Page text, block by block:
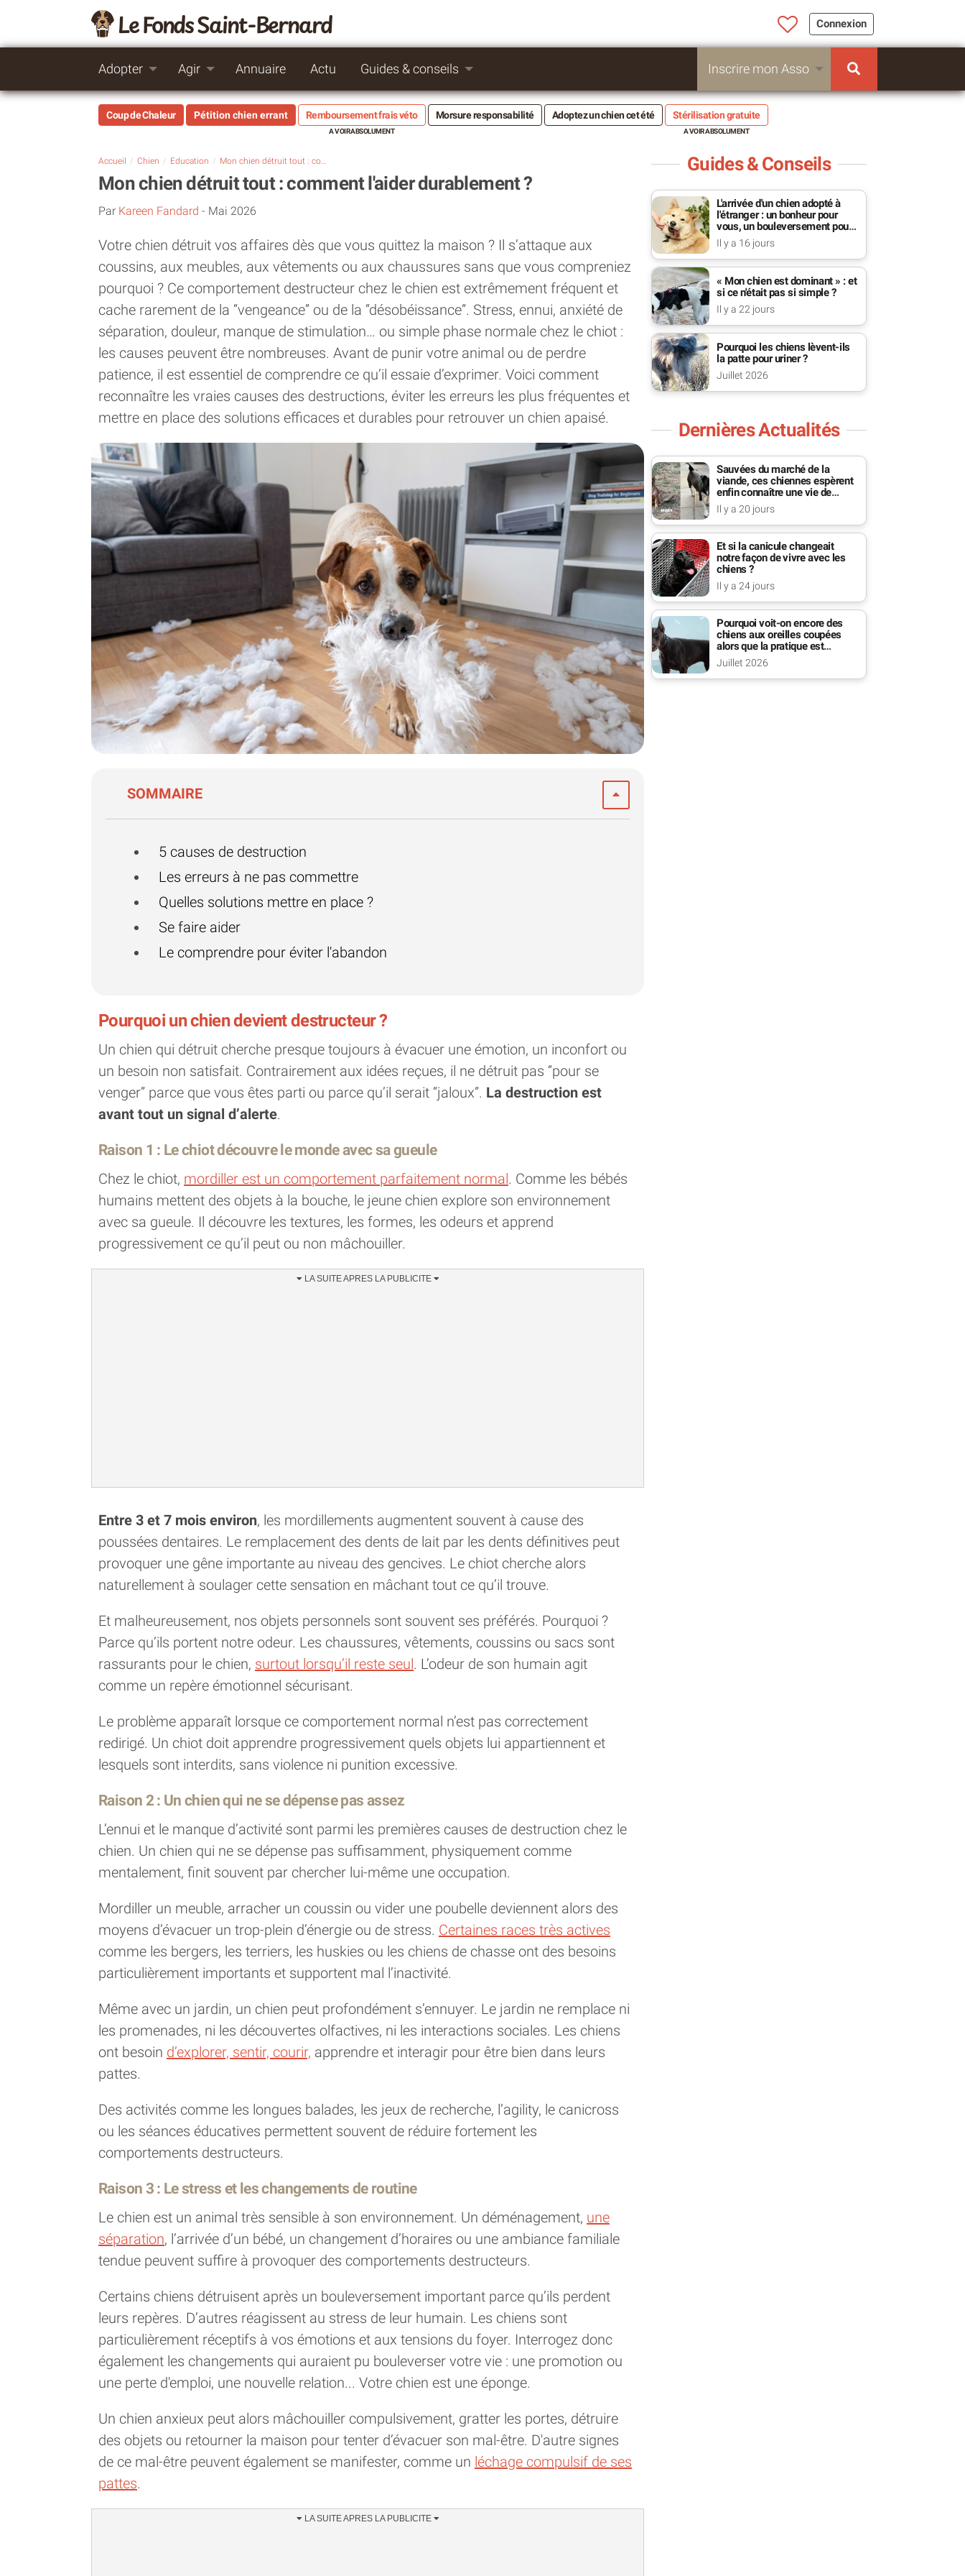
Le Fonds Saint-Bernard Connexion
Adopter Agir Annuaire Actu Guides & conseils Inscrire mon Asso
Coup de Chaleur Pétition chien errant Remboursement frais véto Morsure responsabilité Adoptez un chien cet été Stérilisation gratuite
Accueil Chien Education Mon chien détruit tout : comment l'aider durablement ?
Mon chien détruit tout : comment l'aider durablement ?
Par Kareen Fandard - Mai 2026
Votre chien détruit vos affaires dès que vous quittez la maison ? Il s’attaque aux
coussins, aux meubles, aux vêtements ou aux chaussures sans que vous compreniez
pourquoi ? Ce comportement destructeur chez le chien est extrêmement fréquent et
cache rarement de la “vengeance” ou de la “désobéissance”. Stress, ennui, anxiété de
séparation, douleur, manque de stimulation… ou simple phase normale chez le chiot :
les causes peuvent être nombreuses. Avant de punir votre animal ou de perdre
patience, il est essentiel de comprendre ce qu’il essaie d’exprimer. Voici comment
reconnaître les vraies causes des destructions, éviter les erreurs les plus fréquentes et
mettre en place des solutions efficaces et durables pour retrouver un chien apaisé.
SOMMAIRE
5 causes de destruction
Les erreurs à ne pas commettre
Quelles solutions mettre en place ?
Se faire aider
Le comprendre pour éviter l'abandon
Pourquoi un chien devient destructeur ?
Un chien qui détruit cherche presque toujours à évacuer une émotion, un inconfort ou
un besoin non satisfait. Contrairement aux idées reçues, il ne détruit pas “pour se
venger” parce que vous êtes parti ou parce qu’il serait “jaloux”. La destruction est
avant tout un signal d’alerte.
Raison 1 : Le chiot découvre le monde avec sa gueule
Chez le chiot, mordiller est un comportement parfaitement normal. Comme les bébés
humains mettent des objets à la bouche, le jeune chien explore son environnement
avec sa gueule. Il découvre les textures, les formes, les odeurs et apprend
progressivement ce qu’il peut ou non mâchouiller.
Entre 3 et 7 mois environ, les mordillements augmentent souvent à cause des
poussées dentaires. Le remplacement des dents de lait par les dents définitives peut
provoquer une gêne importante au niveau des gencives. Le chiot cherche alors
naturellement à soulager cette sensation en mâchant tout ce qu’il trouve.
Et malheureusement, nos objets personnels sont souvent ses préférés. Pourquoi ?
Parce qu’ils portent notre odeur. Les chaussures, vêtements, coussins ou sacs sont
rassurants pour le chien, surtout lorsqu’il reste seul. L’odeur de son humain agit
comme un repère émotionnel sécurisant.
Le problème apparaît lorsque ce comportement normal n’est pas correctement
redirigé. Un chiot doit apprendre progressivement quels objets lui appartiennent et
lesquels sont interdits, sans violence ni punition excessive.
Raison 2 : Un chien qui ne se dépense pas assez
L’ennui et le manque d’activité sont parmi les premières causes de destruction chez le
chien. Un chien qui ne se dépense pas suffisamment, physiquement comme
mentalement, finit souvent par chercher lui-même une occupation.
Mordiller un meuble, arracher un coussin ou vider une poubelle deviennent alors des
moyens d’évacuer un trop-plein d’énergie ou de stress. Certaines races très actives
comme les bergers, les terriers, les huskies ou les chiens de chasse ont des besoins
particulièrement importants et supportent mal l’inactivité.
Même avec un jardin, un chien peut profondément s’ennuyer. Le jardin ne remplace ni
les promenades, ni les découvertes olfactives, ni les interactions sociales. Les chiens
ont besoin d’explorer, sentir, courir, apprendre et interagir pour être bien dans leurs
pattes.
Des activités comme les longues balades, les jeux de recherche, l’agility, le canicross
ou les séances éducatives permettent souvent de réduire fortement les
comportements destructeurs.
Raison 3 : Le stress et les changements de routine
Le chien est un animal très sensible à son environnement. Un déménagement, une
séparation, l’arrivée d’un bébé, un changement d’horaires ou une ambiance familiale
tendue peuvent suffire à provoquer des comportements destructeurs.
Certains chiens détruisent après un bouleversement important parce qu’ils perdent
leurs repères. D’autres réagissent au stress de leur humain. Les chiens sont
particulièrement réceptifs à vos émotions et aux tensions du foyer. Interrogez donc
également les changements qui auraient pu bouleverser votre vie : une promotion ou
une perte d'emploi, une nouvelle relation... Votre chien est une éponge.
Un chien anxieux peut alors mâchouiller compulsivement, gratter les portes, détruire
des objets ou retourner la maison pour tenter d’évacuer son mal-être. D'autre signes
de ce mal-être peuvent également se manifester, comme un léchage compulsif de ses
pattes.
Guides & Conseils
L'arrivée d'un chien adopté à
l'étranger : un bonheur pour
vous, un bouleversement pour
lui
Il y a 16 jours
« Mon chien est dominant » : et
si ce n'était pas si simple ?
Il y a 22 jours
Pourquoi les chiens lèvent-ils
la patte pour uriner ?
Juillet 2026
Dernières Actualités
Sauvées du marché de la
viande, ces chiennes espèrent
enfin connaître une vie de
famille
Il y a 20 jours
Et si la canicule changeait
notre façon de vivre avec les
chiens ?
Il y a 24 jours
Pourquoi voit-on encore des
chiens aux oreilles coupées
alors que la pratique est
interdite ?
Juillet 2026